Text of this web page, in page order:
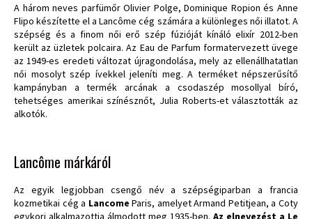
A három neves parfümőr Olivier Polge, Dominique Ropion és Anne
Flipo készítette el a Lancôme cég számára a különleges női illatot. A
szépség és a finom női erő szép fúzióját kínáló elixír 2012-ben
került az üzletek polcaira. Az Eau de Parfum formatervezett üvege
az 1949-es eredeti változat újragondolása, mely az ellenállhatatlan
női mosolyt szép ívekkel jeleníti meg. A terméket népszerűsítő
kampányban a termék arcának a csodaszép mosollyal bíró,
tehetséges amerikai színésznőt, Julia Roberts-et választották az
alkotók.
Lancôme márkáról
Az egyik legjobban csengő név a szépségiparban a francia
kozmetikai cég a Lancome Paris, amelyet Armand Petitjean, a Coty
egykori alkalmazottja álmodott meg 1935-ben. Az elnevezést a Le